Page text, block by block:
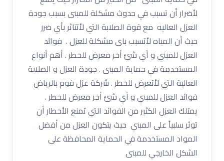
لأضرار أن تسبب في حدوث مشكلة للمبنى بسبب جودة
العزل العاليه مع قوة الصلابة التي لأتتاثر بأي ضرر
حيث أن المياه لأتسبب باى مشكلة للعزل . فوائد
العزل للمبني و أي شئ أخر معرض للخطر . أهم أنواع
المستخدمة في حماية المبنى . جودة العزل و الصلابة
العالية التي لأتعرض للخطر . شركة عزل فوم بالرياض
فوائد العزل للمبني و أي شئ أخر معرض للخطر .
يمتلك العزل الكثير من الفوائد التي تمنع الأخطار أن
توثر سلبياً على المبني حيث يتكون العزل من أفضل
المواد المستخدمة في الحماية المحافظة على
الشكل الخارجي للمبنى